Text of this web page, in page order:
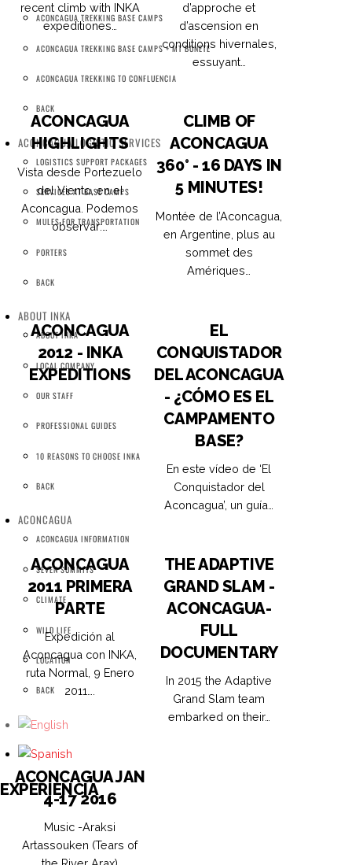
recent climb with INKA
expeditiones…
d’approche et
d’ascension en
conditions hivernales,
essuyant…
ACONCAGUA
HIGHLIGHTS
Vista desde Portezuelo
del Viento, en el
Aconcagua. Podemos
observar:…
CLIMB OF
ACONCAGUA
360° - 16 DAYS IN
5 MINUTES!
Montée de l’Aconcagua,
en Argentine, plus au
sommet des
Amériques…
ACONCAGUA
2012 - INKA
EXPEDITIONS
EL
CONQUISTADOR
DEL ACONCAGUA
- ¿CÓMO ES EL
CAMPAMENTO
BASE?
En este vídeo de ‘El
Conquistador del
Aconcagua’, un guía…
ACONCAGUA
2011 PRIMERA
PARTE
Expedición al
Aconcagua con INKA,
ruta Normal, 9 Enero
2011….
THE ADAPTIVE
GRAND SLAM -
ACONCAGUA-
FULL
DOCUMENTARY
In 2015 the Adaptive
Grand Slam team
embarked on their…
ACONCAGUA JAN
4-17 2016
Music -Araksi
Artassouken (Tears of
ACONCAGUA TREKKING BASE CAMPS
ACONCAGUA TREKKING BASE CAMPS + MT BONETE
ACONCAGUA TREKKING TO CONFLUENCIA
BACK
ACONCAGUA LOGISTIC SERVICES
LOGISTICS SUPPORT PACKAGES
SERVICES AT BASE CAMPS
MULES FOR TRANSPORTATION
PORTERS
BACK
ABOUT INKA
ABOUT INKA
LOCAL COMPANY
OUR STAFF
PROFESSIONAL GUIDES
10 REASONS TO CHOOSE INKA
BACK
ACONCAGUA
ACONCAGUA INFORMATION
SEVEN SUMMITS
CLIMATE
WILD LIFE
LOCATION
BACK
EXPERIENCIA